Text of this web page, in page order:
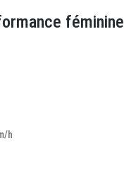
féminine
h